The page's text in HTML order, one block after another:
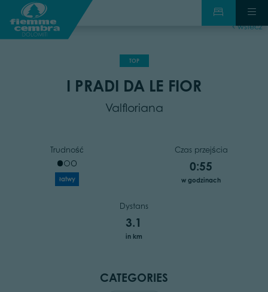
wstecz
TOP
I PRADI DA LE FIOR
Valfloriana
Trudność
łatwy
Czas przejścia
0:55
w godzinach
Dystans
3.1
in km
CATEGORIES